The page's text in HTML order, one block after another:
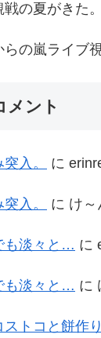
の夏がきた。
の嵐ライブ視
メント
入。 に
入。 に け～
も淡々と… に
も淡々と… に
ストコと餅作り